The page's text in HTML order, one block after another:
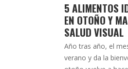
5 ALIMENTOS
EN OTOÑO Y
SALUD VISUAL
Año tras año, el
verano y da la